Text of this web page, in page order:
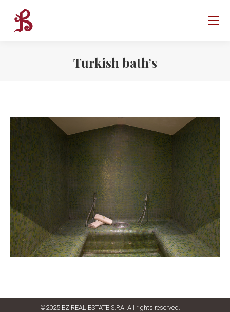
Turkish bath’s
©2025 EZ REAL ESTATE S.P.A. All rights reserved.